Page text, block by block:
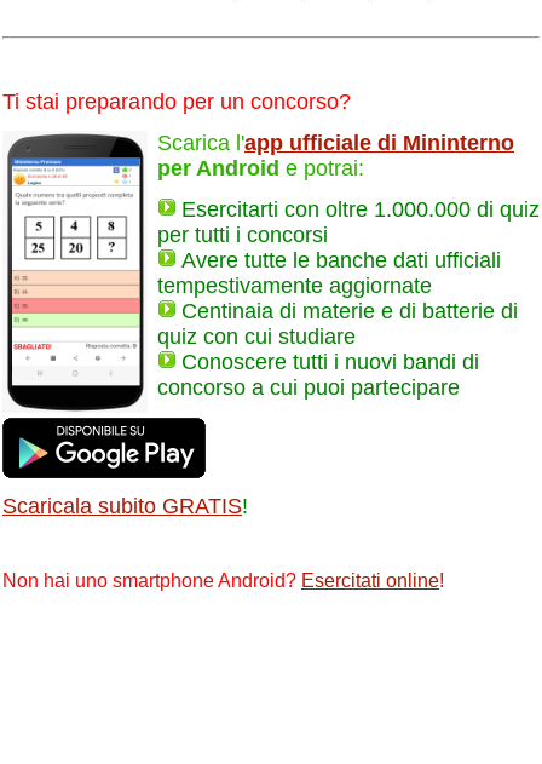
Ti stai preparando per un concorso?
Scarica l'app ufficiale di Mininterno
per Android e potrai:
Esercitarti con oltre 1.000.000 di quiz
per tutti i concorsi
Avere tutte le banche dati ufficiali
tempestivamente aggiornate
Centinaia di materie e di batterie di
quiz con cui studiare
Conoscere tutti i nuovi bandi di
concorso a cui puoi partecipare
Scaricala subito GRATIS!
Non hai uno smartphone Android? Esercitati online!